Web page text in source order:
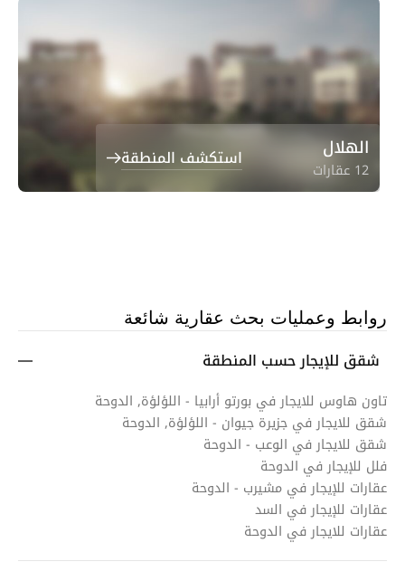
الهلال
12 عقارات استكشف المنطقة
روابط وعمليات بحث عقارية شائعة
شقق للإيجار حسب المنطقة
تاون هاوس للايجار في بورتو أرابيا - اللؤلؤة, الدوحة
شقق للايجار في جزيرة جيوان - اللؤلؤة, الدوحة
شقق للايجار في الوعب - الدوحة
فلل للإيجار في الدوحة
عقارات للإيجار في مشيرب - الدوحة
عقارات للإيجار في السد
عقارات للايجار في الدوحة